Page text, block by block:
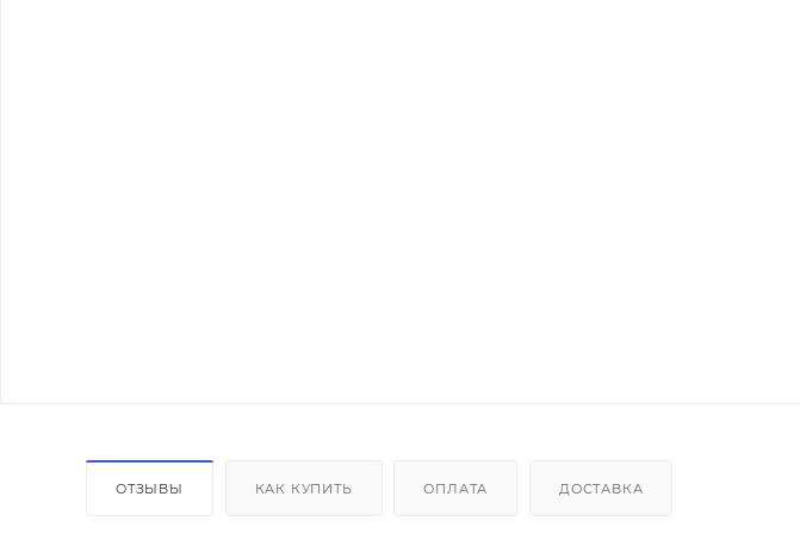
ОТЗЫВЫ КАК КУПИТЬ ОПЛАТА ДОСТАВКА